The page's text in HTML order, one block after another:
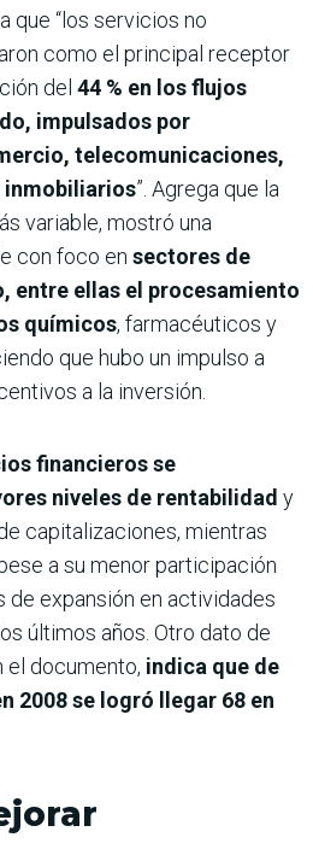
que “los servicios no
como el principal receptor
del 44 % en los flujos
impulsados por
telecomunicaciones,
inmobiliarios”. Agrega que la
variable, mostró una
con foco en sectores de
entre ellas el procesamiento
químicos, farmacéuticos y
que hubo un impulso a
a la inversión.
financieros se
niveles de rentabilidad y
capitalizaciones, mientras
a su menor participación
de expansión en actividades
últimos años. Otro dato de
el documento, indica que de
2008 se logró llegar 68 en